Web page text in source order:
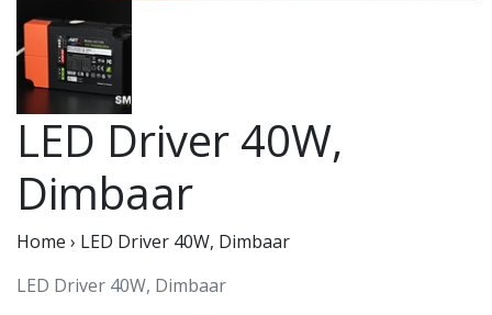
LED Driver 40W,
Dimbaar
Home › LED Driver 40W, Dimbaar
LED Driver 40W, Dimbaar